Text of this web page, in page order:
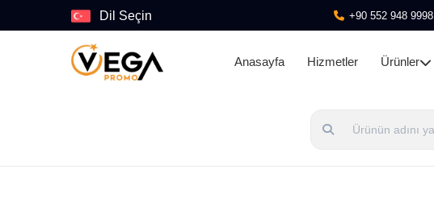
Dil Seçin +90 552 948 9998
Anasayfa Hizmetler Ürünler